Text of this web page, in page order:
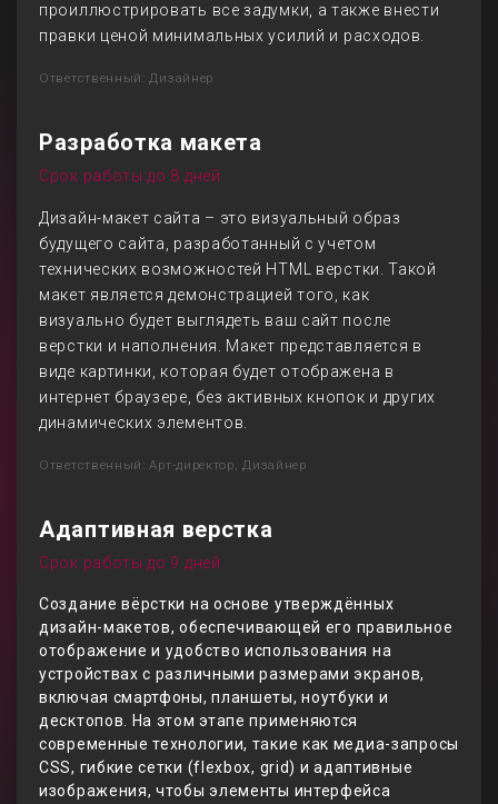
проиллюстрировать все задумки, а также внести
правки ценой минимальных усилий и расходов.
Ответственный: Дизайнер
Разработка макета
Срок работы до 8 дней
Дизайн-макет сайта – это визуальный образ
будущего сайта, разработанный с учетом
технических возможностей HTML верстки. Такой
макет является демонстрацией того, как
визуально будет выглядеть ваш сайт после
верстки и наполнения. Макет представляется в
виде картинки, которая будет отображена в
интернет браузере, без активных кнопок и других
динамических элементов.
Ответственный: Арт-директор, Дизайнер
Адаптивная верстка
Срок работы до 9 дней
Создание вёрстки на основе утверждённых
дизайн-макетов, обеспечивающей его правильное
отображение и удобство использования на
устройствах с различными размерами экранов,
включая смартфоны, планшеты, ноутбуки и
десктопов. На этом этапе применяются
современные технологии, такие как медиа-запросы
CSS, гибкие сетки (flexbox, grid) и адаптивные
изображения, чтобы элементы интерфейса